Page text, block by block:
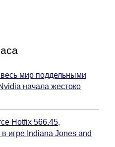
мир поддельными
начала жестоко
Hotfix 566.45,
игре Indiana Jones and